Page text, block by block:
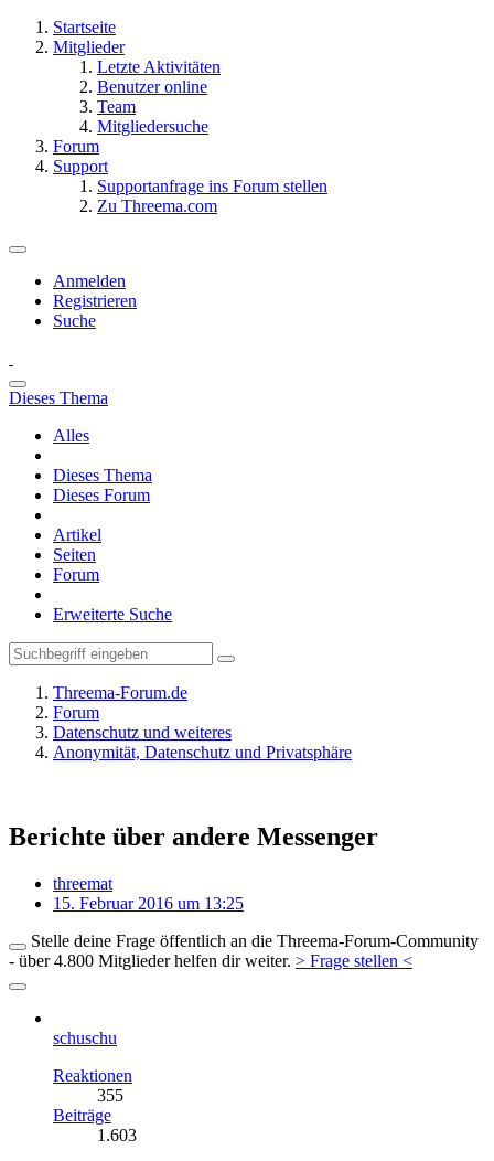
Startseite
Mitglieder
Letzte Aktivitäten
Benutzer online
Team
Mitgliedersuche
Forum
Support
Supportanfrage ins Forum stellen
Zu Threema.com
Anmelden
Registrieren
Suche
Dieses Thema
Alles
Dieses Thema
Dieses Forum
Artikel
Seiten
Forum
Erweiterte Suche
Threema-Forum.de
Forum
Datenschutz und weiteres
Anonymität, Datenschutz und Privatsphäre
Berichte über andere Messenger
threemat
15. Februar 2016 um 13:25
Stelle deine Frage öffentlich an die Threema-Forum-Community
- über 4.800 Mitglieder helfen dir weiter. > Frage stellen <
schuschu
Reaktionen
355
Beiträge
1.603